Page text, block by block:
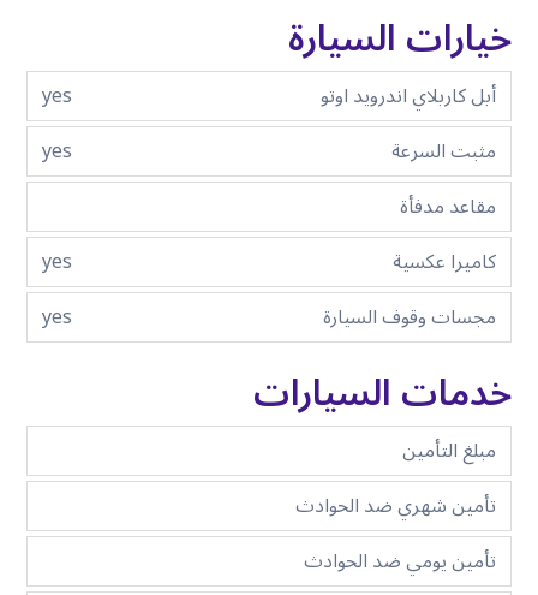
خيارات السيارة
أبل كاربلاي اندرويد اوتو
yes
مثبت السرعة
yes
مقاعد مدفأة
كاميرا عكسية
yes
مجسات وقوف السيارة
yes
خدمات السيارات
مبلغ التأمين
تأمين شهري ضد الحوادث
تأمين يومي ضد الحوادث